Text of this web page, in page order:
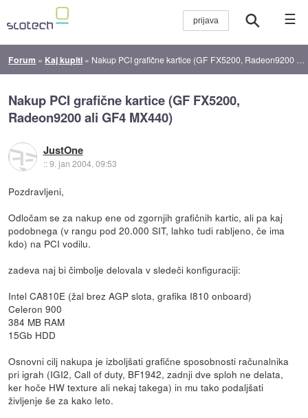
☰
Forum » Kaj kupiti » Nakup PCI grafične kartice (GF FX5200, Radeon9200 ali GF4 MX440)
Nakup PCI grafične kartice (GF FX5200,
Radeon9200 ali GF4 MX440)
JustOne
::9. jan 2004, 09:53
Pozdravljeni,
Odločam se za nakup ene od zgornjih grafičnih kartic, ali pa kaj
podobnega (v rangu pod 20.000 SIT, lahko tudi rabljeno, če ima
kdo) na PCI vodilu.
zadeva naj bi čimbolje delovala v sledeči konfiguraciji:
Intel CA810E (žal brez AGP slota, grafika I810 onboard)
Celeron 900
384 MB RAM
15Gb HDD
Osnovni cilj nakupa je izboljšati grafične sposobnosti računalnika
pri igrah (IGI2, Call of duty, BF1942, zadnji dve sploh ne delata,
ker hoče HW texture ali nekaj takega) in mu tako podaljšati
življenje še za kako leto.